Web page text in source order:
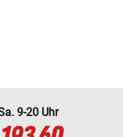
9-20 Uhr